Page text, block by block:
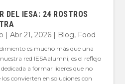
DEL IESA: 24 ROSTROS
|Abr 21, 2026 | Blog, Food
es mucho más que una
red IESAalumni; es el reflejo
a formar líderes que no
convierten en soluciones con